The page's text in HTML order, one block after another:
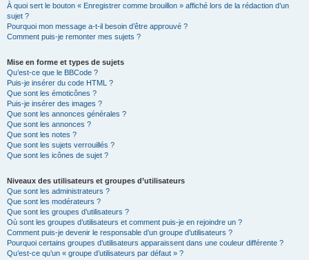
À quoi sert le bouton « Enregistrer comme brouillon » affiché lors de la rédaction d’un
sujet ?
Pourquoi mon message a-t-il besoin d’être approuvé ?
Comment puis-je remonter mes sujets ?
Mise en forme et types de sujets
Qu’est-ce que le BBCode ?
Puis-je insérer du code HTML ?
Que sont les émoticônes ?
Puis-je insérer des images ?
Que sont les annonces générales ?
Que sont les annonces ?
Que sont les notes ?
Que sont les sujets verrouillés ?
Que sont les icônes de sujet ?
Niveaux des utilisateurs et groupes d’utilisateurs
Que sont les administrateurs ?
Que sont les modérateurs ?
Que sont les groupes d’utilisateurs ?
Où sont les groupes d’utilisateurs et comment puis-je en rejoindre un ?
Comment puis-je devenir le responsable d’un groupe d’utilisateurs ?
Pourquoi certains groupes d’utilisateurs apparaissent dans une couleur différente ?
Qu’est-ce qu’un « groupe d’utilisateurs par défaut » ?